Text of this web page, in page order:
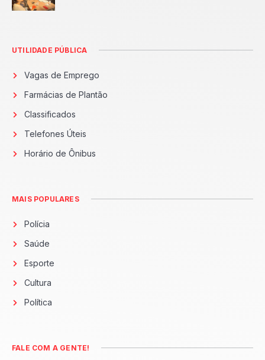
UTILIDADE PÚBLICA
Vagas de Emprego
Farmácias de Plantão
Classificados
Telefones Úteis
Horário de Ônibus
MAIS POPULARES
Polícia
Saúde
Esporte
Cultura
Política
FALE COM A GENTE!